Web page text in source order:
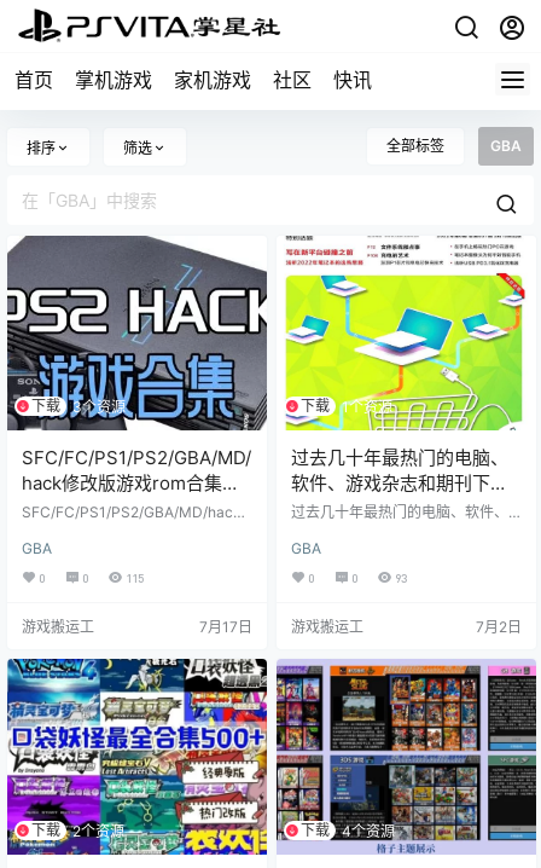
首页 掌机游戏 家机游戏 社区 快讯
排序 筛选 全部标签 GBA
下载 3个资源
SFC/FC/PS1/PS2/GBA/MD/
hack修改版游戏rom合集无
限金钱、全物品、道具、无
SFC/FC/PS1/PS2/GBA/MD/hack
品、道具、无敌
&nb…
GBA
0 0 115
游戏搬运工 7月17日
下载 1个资源
过去几十年最热门的电脑、
软件、游戏杂志和期刊下载
都是绝版停刊的电子PDF电
过去几十年最热门的电脑、软件、
的电子PDF电子书1T
这是一份极其硬核且怀旧的清单！
粗略估算，总册数已经超过 3500+
从&ldq…
GBA
0 0 93
游戏搬运工 7月2日
下载 2个资源 下载 4个资源